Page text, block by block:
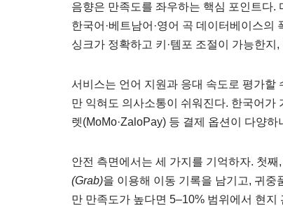
음향은 만족도를 좌우하는 핵심 포인트다.
한국어·베트남어·영어 곡 데이터베이스
싱크가 정확하고 키·템포 조절이 가능한
서비스는 언어 지원과 응대 속도로 평가할
만 익혀도 의사소통이 쉬워진다. 한국어가
렛(MoMo·ZaloPay) 등 결제 옵션이 다양
안전 측면에서는 세 가지를 기억하자. 첫
(Grab)을 이용해 이동 기록을 남기고, 귀중
만 만족도가 높다면 5–10% 범위에서 현